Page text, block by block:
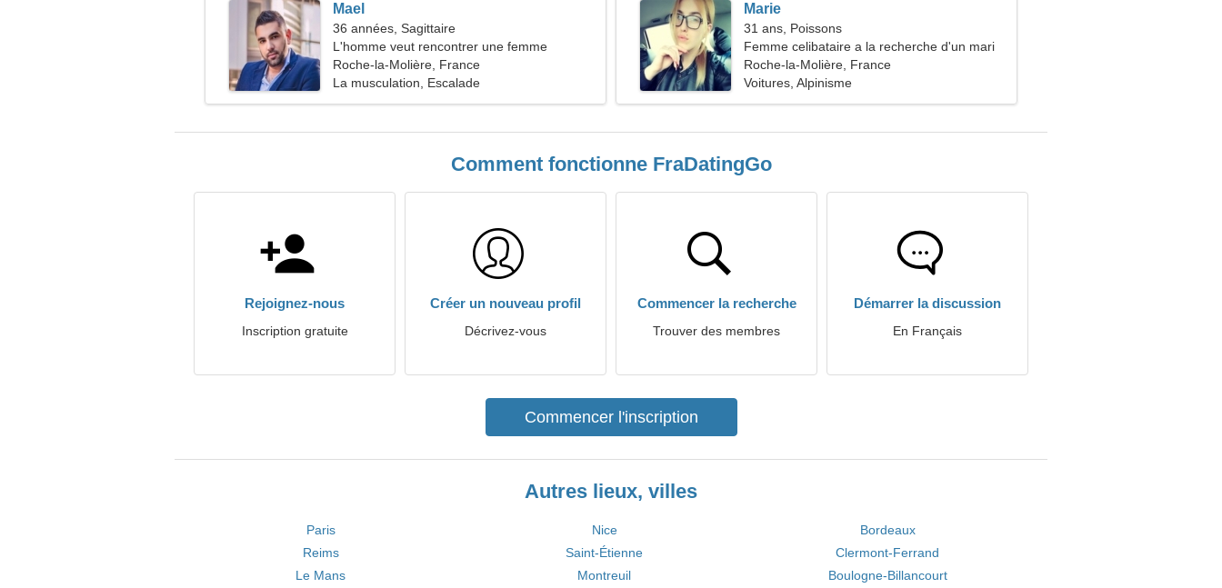
Mael
36 années, Sagittaire
L'homme veut rencontrer une femme
Roche-la-Molière, France
La musculation, Escalade
Marie
31 ans, Poissons
Femme celibataire a la recherche d'un mari
Roche-la-Molière, France
Voitures, Alpinisme
Comment fonctionne FraDatingGo
Rejoignez-nous
Inscription gratuite
Créer un nouveau profil
Décrivez-vous
Commencer la recherche
Trouver des membres
Démarrer la discussion
En Français
Commencer l'inscription
Autres lieux, villes
Paris Nice
Bordeaux
Reims
Saint-Étienne
Clermont-Ferrand
Le Mans
Montreuil Boulogne-Billancourt